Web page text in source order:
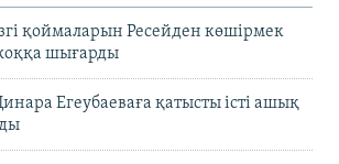
қоймаларын Ресейден көшірмек
шығарды
Егеубаеваға қатысты істі ашық